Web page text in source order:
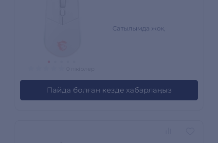
Сатылымда жоқ
Пайда болған кезде хабарлаңыз